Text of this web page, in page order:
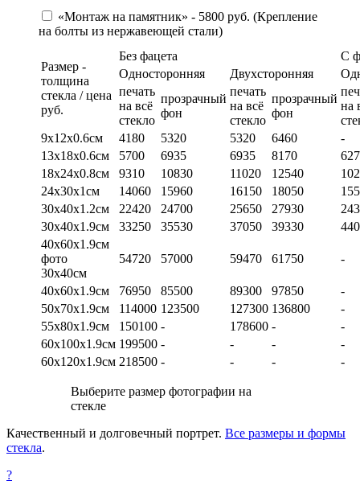
«Монтаж на памятник» - 5800 руб. (Крепление
на болты из нержавеющей стали)
Размер -
толщина
стекла / цена
руб.
Без фацета
С
Односторонняя
Двухсторонняя
печать
на всё
стекло
прозрачный
фон
печать
на всё
стекло
прозрачный
фон
на
9х12х0.6см
4180 5320 5320 6460
-
13х18х0.6см
5700 6935 6935 8170
18х24х0.8см
9310 10830 11020 12540
24х30х1см
14060 15960 16150 18050
30х40х1.2см
22420 24700 25650 27930
30х40х1.9см
33250 35530 37050 39330
40х60х1.9см
фото
30х40см
54720 57000 59470 61750 -
40х60х1.9см 76950 85500 89300 97850
-
50х70х1.9см
114000 123500 127300 136800
-
55х80х1.9см
150100 - 178600 -
-
60х100х1.9см 199500 - - -
-
60х120х1.9см 218500 - - - -
Выберите размер фотографии на
стекле
Качественный и долговечный портрет. Все размеры и формы
стекла.
?